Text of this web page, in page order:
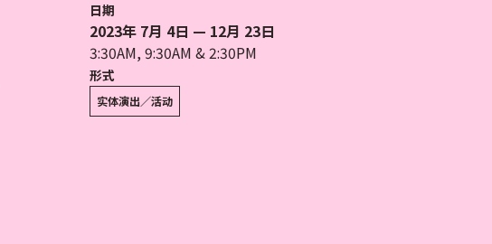
日期
2023年 7月 4日 — 12月 23日
3:30AM, 9:30AM & 2:30PM
形式
实体演出／活动